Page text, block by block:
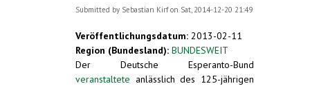
Submitted by Sebastian Kirfon Sat, 2014-12-20 21:49
Veröffentlichungsdatum: 2013-02-11
Region (Bundesland): BUNDESWEIT
Der Deutsche Esperanto-Bund
veranstaltete anlässlich des 125-jährigen